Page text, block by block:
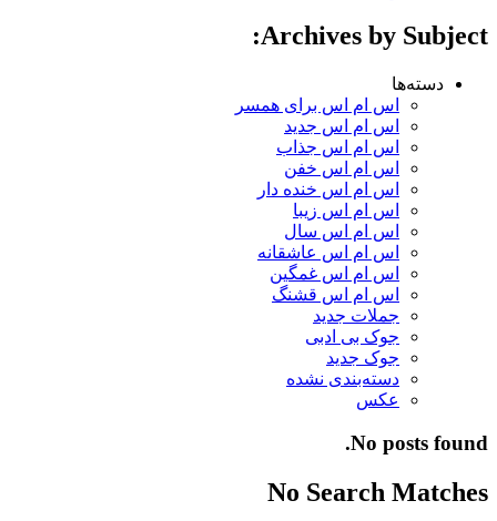
Archives by Subject:
دسته‌ها
اس ام اس برای همسر
اس ام اس جدید
اس ام اس جذاب
اس ام اس خفن
اس ام اس خنده دار
اس ام اس زیبا
اس ام اس سال
اس ام اس عاشقانه
اس ام اس غمگین
اس ام اس قشنگ
جملات جدید
جوک بی ادبی
جوک جدید
دسته‌بندی نشده
عکس
No posts found.
No Search Matches